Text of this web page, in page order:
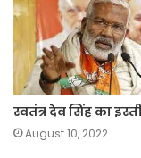
स्वतंत्र देव सिंह का
August 10, 2022